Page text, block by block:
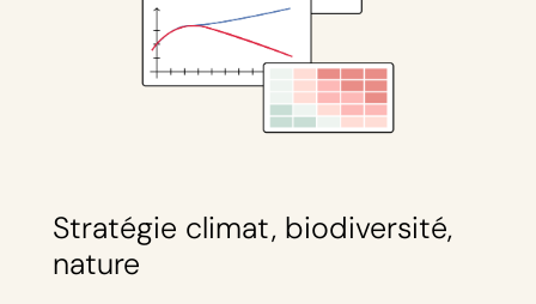
Stratégie climat, biodiversité,
nature